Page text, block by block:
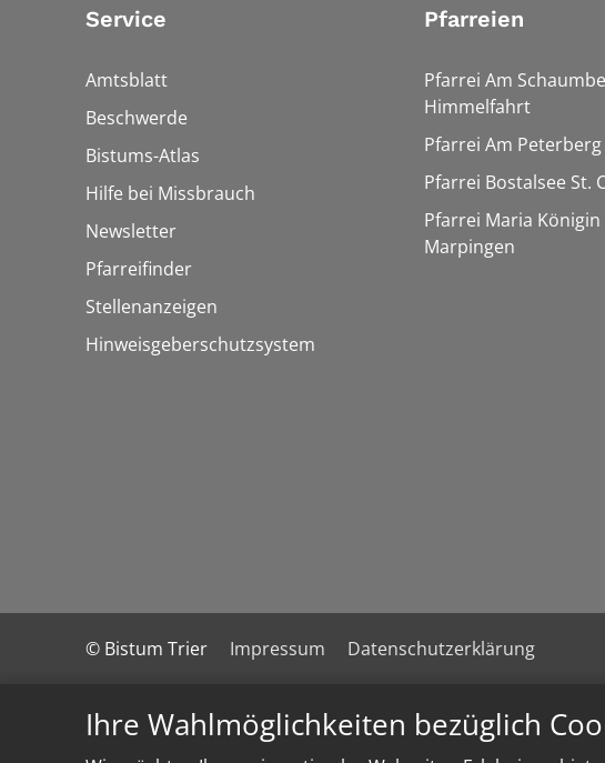
Ihre Wahlmöglichkeiten bezüglich
Service
Amtsblatt
Beschwerde
Bistums-Atlas
Hilfe bei Missbrauch
Newsletter
Pfarreifinder
Stellenanzeigen
Hinweisgeberschutzsystem
Pfarreien
Pfarrei Am
Himmelfahrt
Pfarrei Am
Pfarrei Bostalsee St.
Pfarrei Maria Königin
Marpingen
© Bistum Trier Impressum Datenschutzerklärung